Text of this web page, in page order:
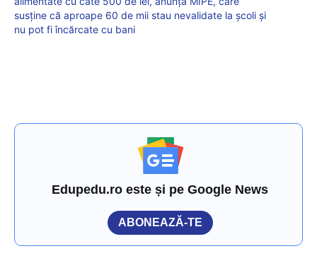
susține că aproape 60 de mii stau nevalidate la școli și
nu pot fi încărcate cu bani
Edupedu.ro este și pe Google News
ABONEAZĂ-TE